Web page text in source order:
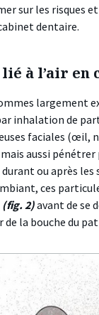
sur les risques
dentaire.
à l’air en
largement
inhalation de
faciales (œil,
aussi
ou après les
ces
(fig. 2)avant de se
de la bouche du